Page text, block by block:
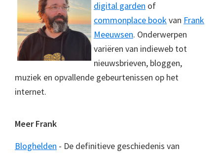
digital garden of
commonplace bookvan Frank
Meeuwsen. Onderwerpen
variëren van indieweb tot
nieuwsbrieven, bloggen,
muziek en opvallende gebeurtenissen op het
internet.
Meer Frank
Bloghelden - De definitieve geschiedenis van